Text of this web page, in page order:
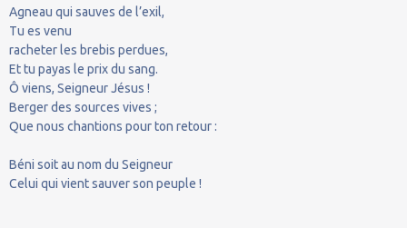
Agneau qui sauves de l’exil,
Tu es venu
racheter les brebis perdues,
Et tu payas le prix du sang.
Ô viens, Seigneur Jésus !
Berger des sources vives ;
Que nous chantions pour ton retour :
Béni soit au nom du Seigneur
Celui qui vient sauver son peuple !